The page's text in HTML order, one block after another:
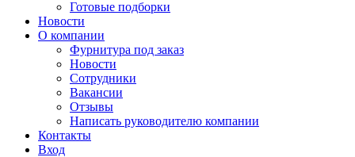
Готовые подборки
Новости
О компании
Фурнитура под заказ
Новости
Сотрудники
Вакансии
Отзывы
Написать руководителю компании
Контакты
Вход